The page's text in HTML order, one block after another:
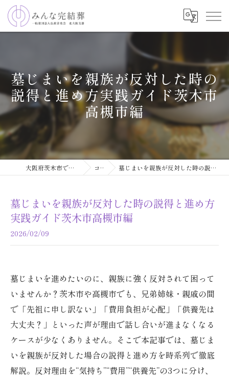
墓じまいを親族が反対した時の
説得と進め方実践ガイド茨木市
高槻市編
大阪府茨木市で葬儀ならみんな完結葬 コラム 墓じまいを親族が反対した時の説得と進め方実践ガイド茨木市高槻市編
墓じまいを親族が反対した時の説得と進め方
実践ガイド茨木市高槻市編
2026/02/09
墓じまいを進めたいのに、親族に強く反対されて困って
いませんか？茨木市や高槻市でも、兄弟姉妹・親戚の間
で「先祖に申し訳ない」「費用負担が心配」「供養先は
大丈夫？」といった声が理由で話し合いが進まなくなる
ケースが少なくありません。そこで本記事では、墓じま
いを親族が反対した場合の説得と進め方を時系列で徹底
解説。反対理由を“気持ち”“費用”“供養先”の3つに分け、